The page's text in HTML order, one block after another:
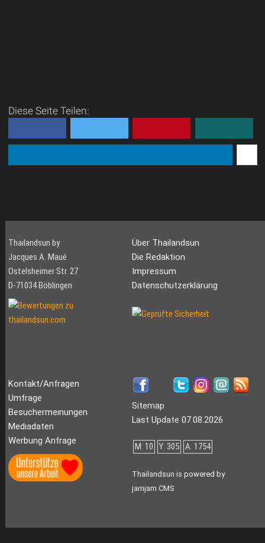
Diese Seite Teilen:
Thailandsun by
Jacques A. Maué
Ostelsheimer Str. 27
D-71034 Böblingen
Über Thailandsun
Die Redaktion
Impressum
Datenschutzerklärung
Kontakt/Anfragen
Umfrage
Besuchermeinungen
Mediadaten
Werbung Anfrage
Sitemap
Last Update 07.08.2026
M: 10 Y: 305 A: 1754
Thailandsun is powered by
jamjam CMS